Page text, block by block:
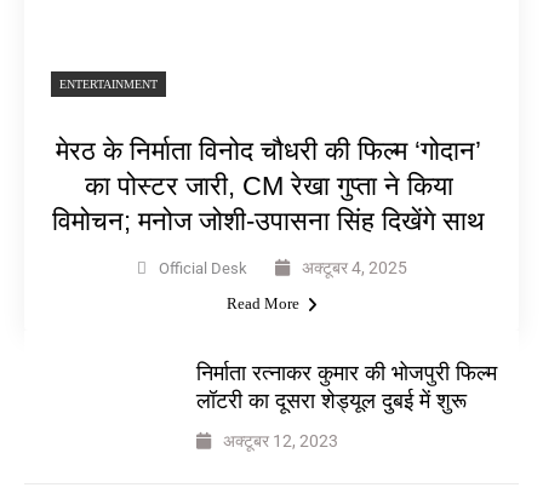
ENTERTAINMENT
मेरठ के निर्माता विनोद चौधरी की फिल्म ‘गोदान’
का पोस्टर जारी, CM रेखा गुप्ता ने किया
विमोचन; मनोज जोशी-उपासना सिंह दिखेंगे साथ
Official Desk अक्टूबर 4, 2025
Read More
निर्माता रत्नाकर कुमार की भोजपुरी फिल्म
लॉटरी का दूसरा शेड्यूल दुबई में शुरू
अक्टूबर 12, 2023